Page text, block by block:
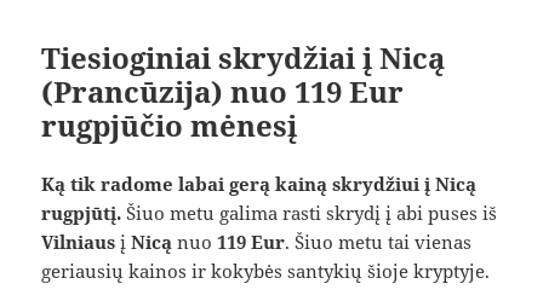
Tiesioginiai skrydžiai į Nicą
(Prancūzija) nuo 119 Eur
rugpjūčio mėnesį
Ką tik radome labai gerą kainą skrydžiui į Nicą
rugpjūtį. Šiuo metu galima rasti skrydį į abi puses iš
Vilniaus įNicą nuo119 Eur. Šiuo metu tai vienas
geriausių kainos ir kokybės santykių šioje kryptyje.